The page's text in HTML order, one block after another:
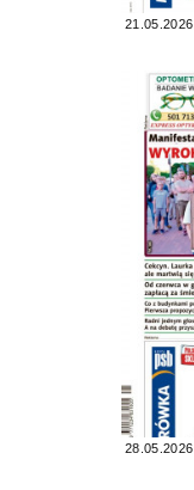
21.05.2026
28.05.2026